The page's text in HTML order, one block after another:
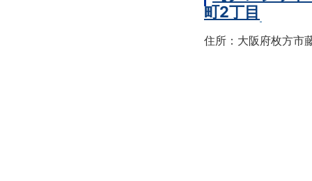
町2丁目
住所：大阪府枚方市